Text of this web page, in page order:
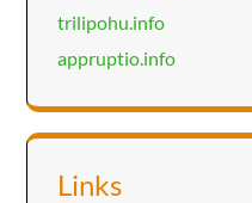
trilipohu.info
appruptio.info
Links